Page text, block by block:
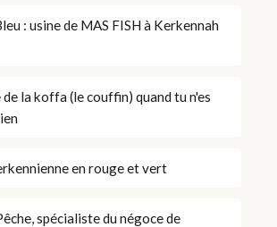
: usine de MAS FISH à Kerkennah
de la koffa (le couffin) quand tu n'es
en rouge et vert
spécialiste du négoce de